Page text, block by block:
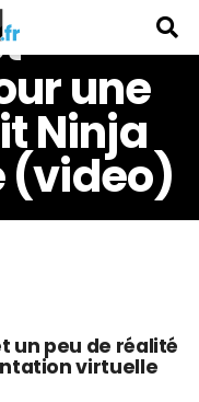
une
Ninja
(video)
un peu de réalité
virtuelle